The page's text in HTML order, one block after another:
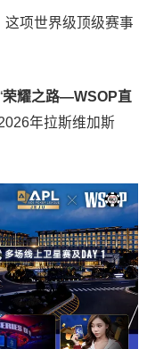
项世界级顶级赛事
荣耀之路—WSOP直
年拉斯维加斯